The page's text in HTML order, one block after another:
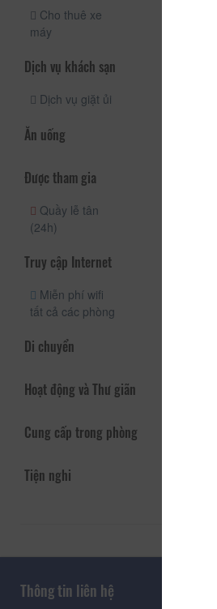
Cho thuê xe
máy
Dịch vụ khách sạn
Dịch vụ giặt ủi
Ăn uống
Được tham gia
Quầy lễ tân
(24h)
Truy cập Internet
Miễn phí wifi
tất cả các phòng
Di chuyển
Hoạt động và Thư giãn
Cung cấp trong phòng
Tiện nghi
Thông tin liên hệ